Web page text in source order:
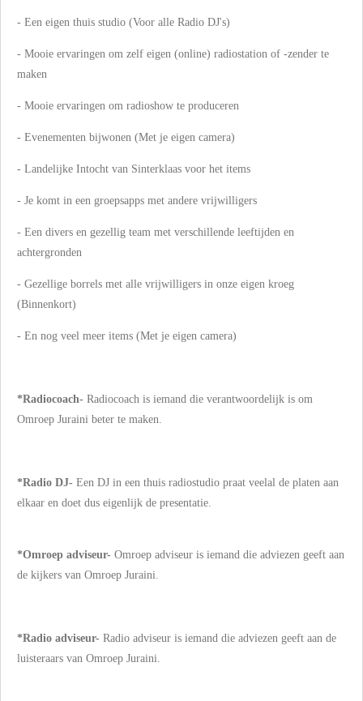
- Een eigen thuis studio (Voor alle Radio DJ's)
- Mooie ervaringen om zelf eigen (online) radiostation of -zender te
maken
- Mooie ervaringen om radioshow te produceren
- Evenementen bijwonen (Met je eigen camera)
- Landelijke Intocht van Sinterklaas voor het items
- Je komt in een groepsapps met andere vrijwilligers
- Een divers en gezellig team met verschillende leeftijden en
achtergronden
- Gezellige borrels met alle vrijwilligers in onze eigen kroeg
(Binnenkort)
- En nog veel meer items (Met je eigen camera)
*Radiocoach- Radiocoach is iemand die verantwoordelijk is om
Omroep Juraini beter te maken.
*Radio DJ- Een DJ in een thuis radiostudio praat veelal de platen aan
elkaar en doet dus eigenlijk de presentatie.
*Omroep adviseur- Omroep adviseur is iemand die adviezen geeft aan
de kijkers van Omroep Juraini.
*Radio adviseur- Radio adviseur is iemand die adviezen geeft aan de
luisteraars van Omroep Juraini.